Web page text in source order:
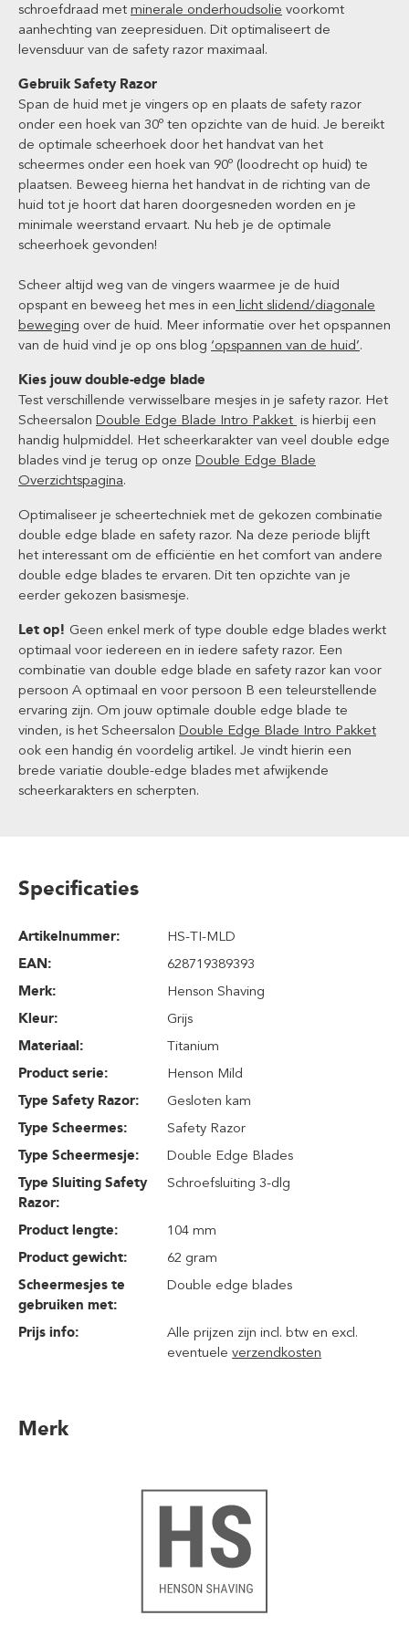
schroefdraad met minerale onderhoudsolie voorkomt
aanhechting van zeepresiduen. Dit optimaliseert de
levensduur van de safety razor maximaal.
Gebruik Safety Razor
Span de huid met je vingers op en plaats de safety razor
onder een hoek van 30º ten opzichte van de huid. Je bereikt
de optimale scheerhoek door het handvat van het
scheermes onder een hoek van 90º (loodrecht op huid) te
plaatsen. Beweeg hierna het handvat in de richting van de
huid tot je hoort dat haren doorgesneden worden en je
minimale weerstand ervaart. Nu heb je de optimale
scheerhoek gevonden!
Scheer altijd weg van de vingers waarmee je de huid
opspant en beweeg het mes in een licht slidend/diagonale
beweging over de huid. Meer informatie over het opspannen
van de huid vind je op ons blog ‘opspannen van de huid’.
Kies jouw double-edge blade
Test verschillende verwisselbare mesjes in je safety razor. Het
Scheersalon Double Edge Blade Intro Pakket is hierbij een
handig hulpmiddel. Het scheerkarakter van veel double edge
blades vind je terug op onze Double Edge Blade
Overzichtspagina.
Optimaliseer je scheertechniek met de gekozen combinatie
double edge blade en safety razor. Na deze periode blijft
het interessant om de efficiëntie en het comfort van andere
double edge blades te ervaren. Dit ten opzichte van je
eerder gekozen basismesje.
Let op! Geen enkel merk of type double edge blades werkt
optimaal voor iedereen en in iedere safety razor. Een
combinatie van double edge blade en safety razor kan voor
persoon A optimaal en voor persoon B een teleurstellende
ervaring zijn. Om jouw optimale double edge blade te
vinden, is het Scheersalon Double Edge Blade Intro Pakket
ook een handig én voordelig artikel. Je vindt hierin een
brede variatie double-edge blades met afwijkende
scheerkarakters en scherpten.
Specificaties
Artikelnummer:
HS-TI-MLD
EAN:
628719389393
Merk:
Henson Shaving
Kleur:
Grijs
Materiaal:
Titanium
Product serie:
Henson Mild
Type Safety Razor:
Gesloten kam
Type Scheermes:
Safety Razor
Type Scheermesje:
Double Edge Blades
Type Sluiting Safety
Razor:
Schroefsluiting 3-dlg
Product lengte:
104 mm
Product gewicht:
62 gram
Scheermesjes te
gebruiken met:
Double edge blades
Prijs info:
Alle prijzen zijn incl. btw en excl.
eventueleverzendkosten
Merk